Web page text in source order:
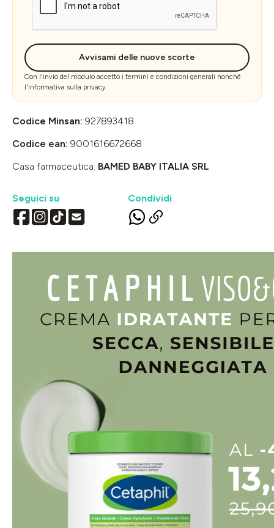
Avvisami delle nuove scorte
Con l'invio del modulo accetto i termini e condizioni generali nonché
l'informativa sulla privacy.
Codice Minsan: 927893418
Codice ean: 9001616672668
Casa farmaceutica: BAMED BABY ITALIA SRL
Seguici su Condividi